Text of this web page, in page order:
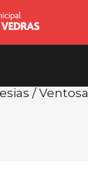
/ Ventosa